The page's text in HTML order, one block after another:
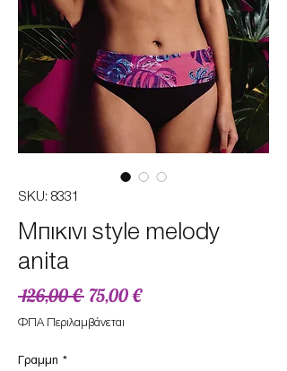
SKU: 8331
Μπικινι style melody
anita
126,00 € Κανονική
τιμή
75,00 €Τιμή
ΦΠΑ Περιλαμβάνεται
Γραμμη *